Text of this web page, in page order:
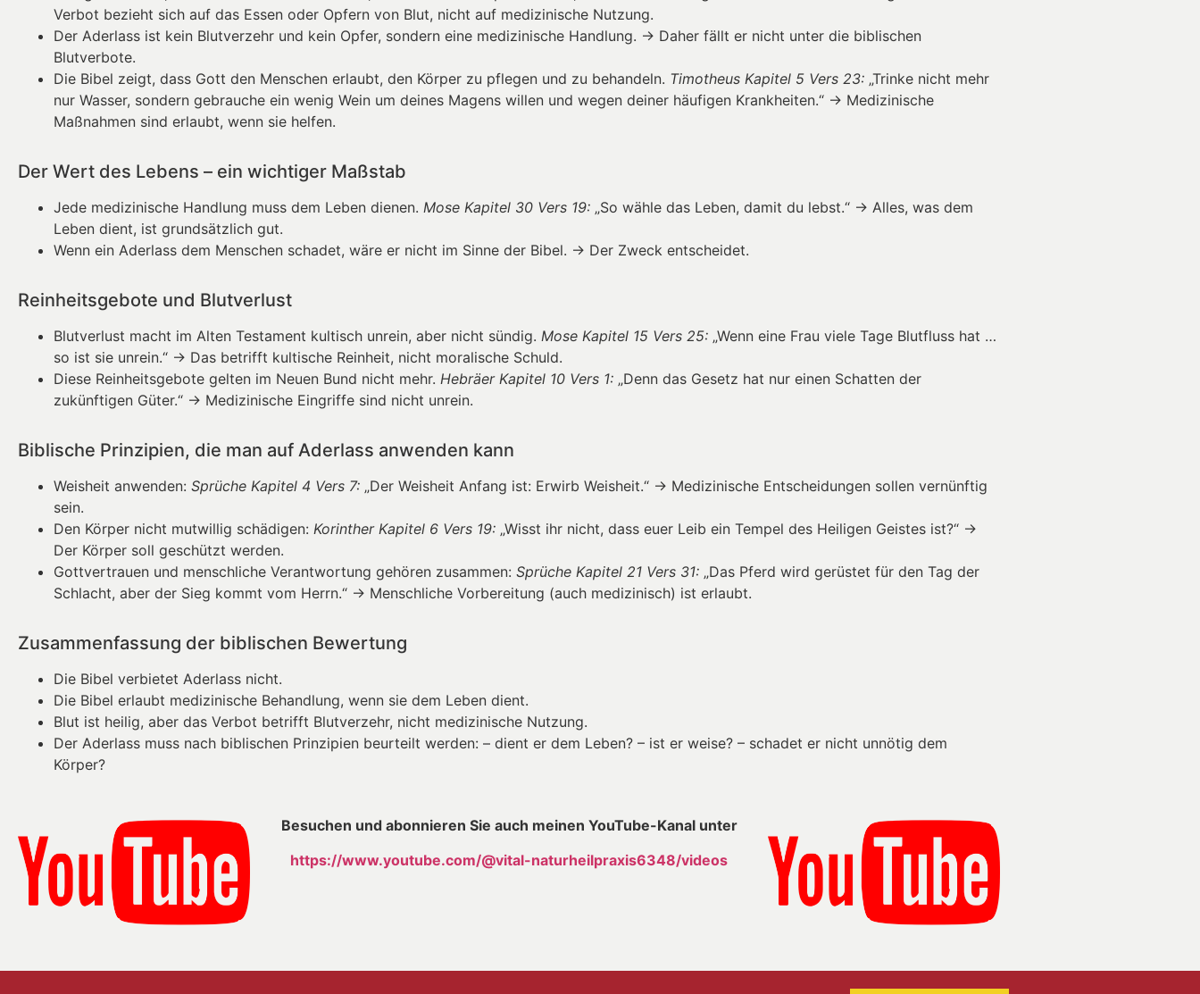
Verbot bezieht sich auf das Essen oder Opfern von Blut, nicht auf medizinische Nutzung.
Der Aderlass ist kein Blutverzehr und kein Opfer, sondern eine medizinische Handlung. → Daher fällt er nicht unter die biblischen
Blutverbote.
Die Bibel zeigt, dass Gott den Menschen erlaubt, den Körper zu pflegen und zu behandeln. Timotheus Kapitel 5 Vers 23: „Trinke nicht mehr
nur Wasser, sondern gebrauche ein wenig Wein um deines Magens willen und wegen deiner häufigen Krankheiten.“ → Medizinische
Maßnahmen sind erlaubt, wenn sie helfen.
Der Wert des Lebens – ein wichtiger Maßstab
Jede medizinische Handlung muss dem Leben dienen. Mose Kapitel 30 Vers 19: „So wähle das Leben, damit du lebst.“ → Alles, was dem
Leben dient, ist grundsätzlich gut.
Wenn ein Aderlass dem Menschen schadet, wäre er nicht im Sinne der Bibel. → Der Zweck entscheidet.
Reinheitsgebote und Blutverlust
Blutverlust macht im Alten Testament kultisch unrein, aber nicht sündig. Mose Kapitel 15 Vers 25: „Wenn eine Frau viele Tage Blutfluss hat …
so ist sie unrein.“ → Das betrifft kultische Reinheit, nicht moralische Schuld.
Diese Reinheitsgebote gelten im Neuen Bund nicht mehr. Hebräer Kapitel 10 Vers 1: „Denn das Gesetz hat nur einen Schatten der
zukünftigen Güter.“ → Medizinische Eingriffe sind nicht unrein.
Biblische Prinzipien, die man auf Aderlass anwenden kann
Weisheit anwenden: Sprüche Kapitel 4 Vers 7: „Der Weisheit Anfang ist: Erwirb Weisheit.“ → Medizinische Entscheidungen sollen vernünftig
sein.
Den Körper nicht mutwillig schädigen: Korinther Kapitel 6 Vers 19: „Wisst ihr nicht, dass euer Leib ein Tempel des Heiligen Geistes ist?“ →
Der Körper soll geschützt werden.
Gottvertrauen und menschliche Verantwortung gehören zusammen: Sprüche Kapitel 21 Vers 31: „Das Pferd wird gerüstet für den Tag der
Schlacht, aber der Sieg kommt vom Herrn.“ → Menschliche Vorbereitung (auch medizinisch) ist erlaubt.
Zusammenfassung der biblischen Bewertung
Die Bibel verbietet Aderlass nicht.
Die Bibel erlaubt medizinische Behandlung, wenn sie dem Leben dient.
Blut ist heilig, aber das Verbot betrifft Blutverzehr, nicht medizinische Nutzung.
Der Aderlass muss nach biblischen Prinzipien beurteilt werden: – dient er dem Leben? – ist er weise? – schadet er nicht unnötig dem
Körper?
Besuchen und abonnieren Sie auch meinen YouTube-Kanal unter
https://www.youtube.com/@vital-naturheilpraxis6348/videos